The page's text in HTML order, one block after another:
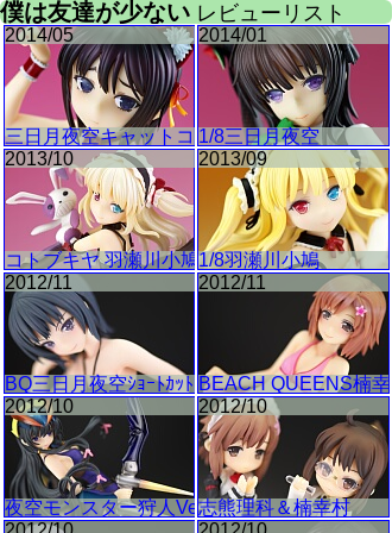
僕は友達が少ない レビューリスト
2014/05
三日月夜空キャットコス
2014/01
1/8三日月夜空
2013/10
コトブキヤ 羽瀬川小鳩
2013/09
1/8羽瀬川小鳩
2012/11
BQ三日月夜空ｼｮｰﾄｶｯﾄ
2012/11
BEACH QUEENS楠幸
2012/10
夜空モンスター狩人Ver.
2012/10
志熊理科＆楠幸村